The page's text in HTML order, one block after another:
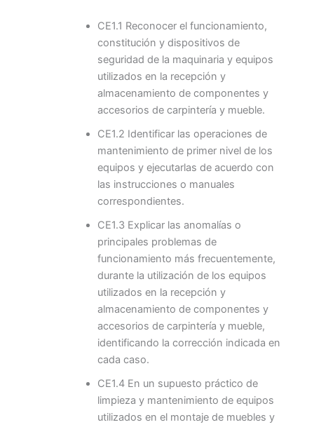
CE1.1 Reconocer el funcionamiento,
constitución y dispositivos de
seguridad de la maquinaria y equipos
utilizados en la recepción y
almacenamiento de componentes y
accesorios de carpintería y mueble.
CE1.2 Identificar las operaciones de
mantenimiento de primer nivel de los
equipos y ejecutarlas de acuerdo con
las instrucciones o manuales
correspondientes.
CE1.3 Explicar las anomalías o
principales problemas de
funcionamiento más frecuentemente,
durante la utilización de los equipos
utilizados en la recepción y
almacenamiento de componentes y
accesorios de carpintería y mueble,
identificando la corrección indicada en
cada caso.
CE1.4 En un supuesto práctico de
limpieza y mantenimiento de equipos
utilizados en el montaje de muebles y